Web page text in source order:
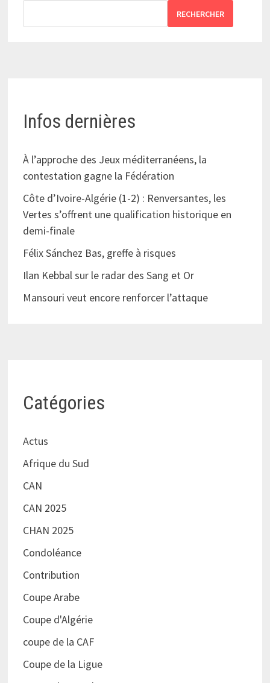
RECHERCHER
Infos dernières
À l’approche des Jeux méditerranéens, la
contestation gagne la Fédération
Côte d’Ivoire-Algérie (1-2) : Renversantes, les
Vertes s’offrent une qualification historique en
demi-finale
Félix Sánchez Bas, greffe à risques
Ilan Kebbal sur le radar des Sang et Or
Mansouri veut encore renforcer l’attaque
Catégories
Actus
Afrique du Sud
CAN
CAN 2025
CHAN 2025
Condoléance
Contribution
Coupe Arabe
Coupe d'Algérie
coupe de la CAF
Coupe de la Ligue